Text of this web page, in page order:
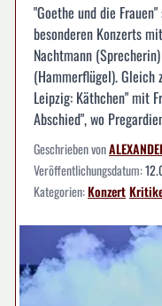
"Goethe und die
besonderen Konzerts
Nachtmann
(Hammerflügel).
Leipzig: Käthchen" mit
Abschied", wo
Geschrieben von
Veröffentlichungsdatum:
Kategorien:Konzert